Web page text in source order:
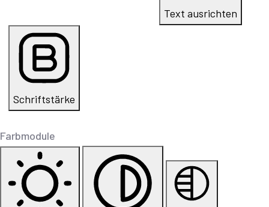
Text ausrichten
Schriftstärke
Farbmodule